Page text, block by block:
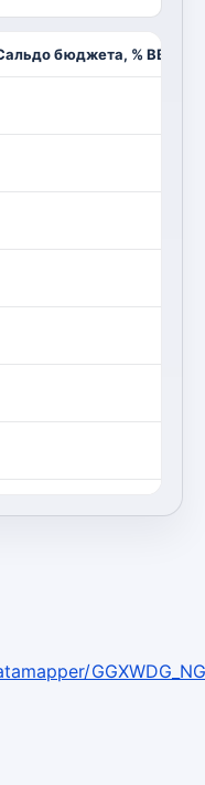
бюджета, % ВВП, %